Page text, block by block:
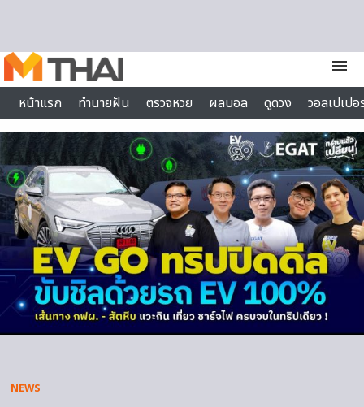
menu
หน้าแรก
ทำนายฝัน ตรวจหวย ผลบอล ดูดวง
วอลเปเป
ไลฟ์สไตล์
NEWS